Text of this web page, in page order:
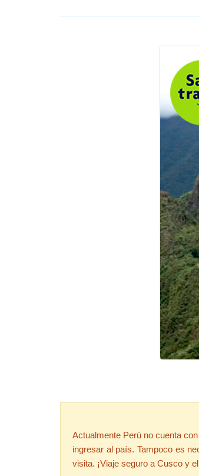
Actualmente Perú no cuenta
ingresar al país. Tampoco es
visita. ¡Viaje seguro a Cusco y